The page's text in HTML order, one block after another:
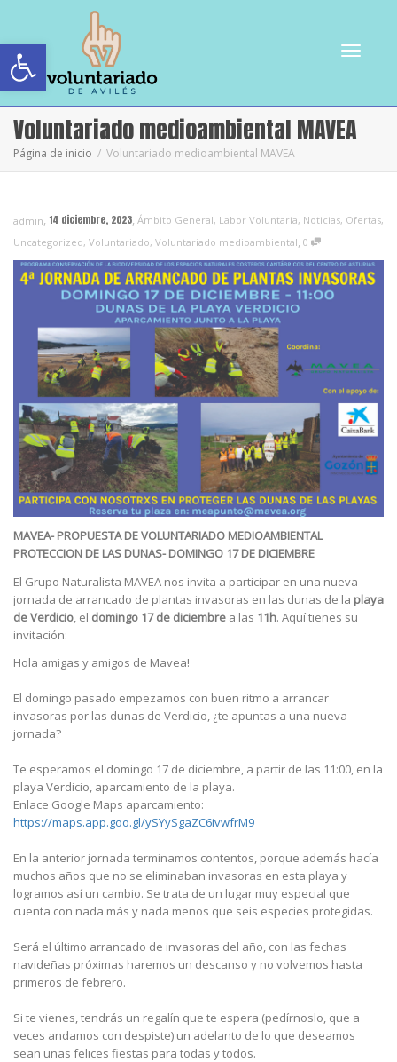
Abrir barra de herramientas
Voluntariado medioambiental MAVEA
Página de inicio Voluntariado medioambiental MAVEA
admin, 14 diciembre, 2023, Ámbito General, Labor Voluntaria, Noticias, Ofertas,
Uncategorized, Voluntariado, Voluntariado medioambiental, 0
MAVEA- PROPUESTA DE VOLUNTARIADO MEDIOAMBIENTAL
PROTECCION DE LAS DUNAS- DOMINGO 17 DE DICIEMBRE
El Grupo Naturalista MAVEA nos invita a participar en una nueva
jornada de arrancado de plantas invasoras en las dunas de la playa
de Verdicio , el domingo 17 de diciembre a las 11h. Aquí tienes su
invitación:
Hola amigas y amigos de Mavea!
El domingo pasado empezamos con buen ritmo a arrancar
invasoras por las dunas de Verdicio, ¿te apuntas a una nueva
jornada?
Te esperamos el domingo 17 de diciembre, a partir de las 11:00, en la
playa Verdicio, aparcamiento de la playa.
Enlace Google Maps aparcamiento:
https://maps.app.goo.gl/ySYySgaZC6ivwfrM9
En la anterior jornada terminamos contentos, porque además hacía
muchos años que no se eliminaban invasoras en esta playa y
logramos así un cambio. Se trata de un lugar muy especial que
cuenta con nada más y nada menos que seis especies protegidas.
Será el último arrancado de invasoras del año, con las fechas
navideñas próximas haremos un descanso y no volvemos hasta
primeros de febrero.
Si te vienes, tendrás un regalín que te espera (pedírnoslo, que a
veces andamos con despiste) un adelanto de lo que deseamos
sean unas felices fiestas para todas y todos.